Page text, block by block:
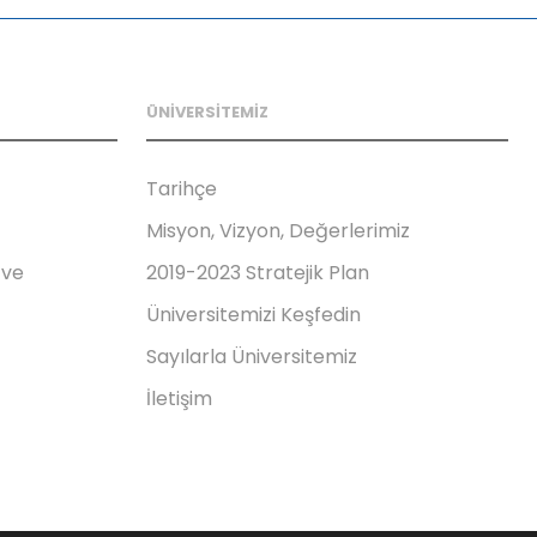
ÜNİVERSİTEMİZ
Tarihçe
Misyon, Vizyon, Değerlerimiz
2019-2023 Stratejik Plan
Üniversitemizi Keşfedin
Sayılarla Üniversitemiz
İletişim